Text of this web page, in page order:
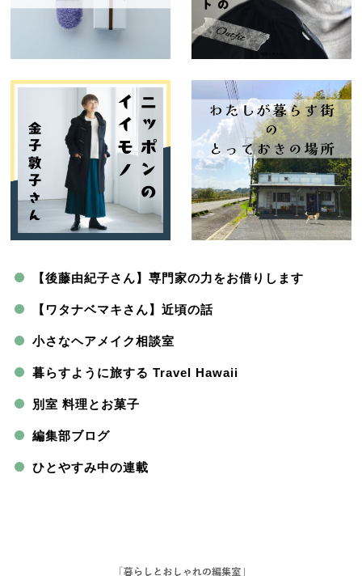
【後藤由紀子さん】専門家の力をお借りします
【ワタナベマキさん】近頃の話
小さなヘアメイク相談室
暮らすように旅する Travel Hawaii
別室 料理とお菓子
編集部ブログ
ひとやすみ中の連載